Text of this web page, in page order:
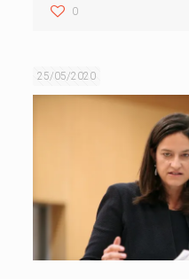
0
25/05/2020